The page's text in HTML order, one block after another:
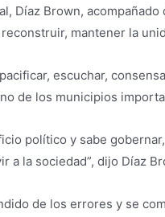
Díaz Brown,
mantener la
escuchar,
de los municipios
político y sabe
a la sociedad”, dijo Díaz
de los errores y se